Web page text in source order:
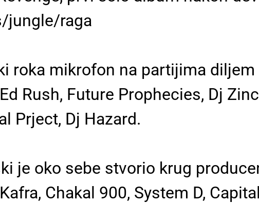
jungle/raga
roka mikrofon na partijima
Rush, Future Prophecies, Dj
Prject, Dj Hazard.
je oko sebe stvorio krug
Chakal 900, System D,